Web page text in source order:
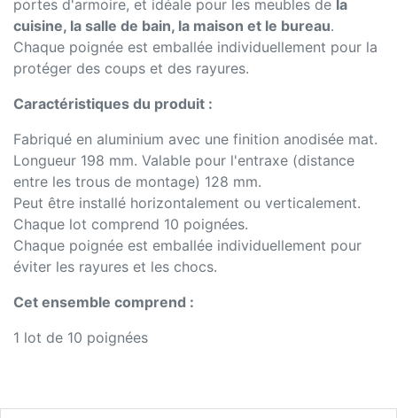
portes d'armoire, et idéale pour les meubles de la
cuisine, la salle de bain, la maison et le bureau.
Chaque poignée est emballée individuellement pour la
protéger des coups et des rayures.
Caractéristiques du produit :
Fabriqué en aluminium avec une finition anodisée mat.
Longueur 198 mm. Valable pour l'entraxe (distance
entre les trous de montage) 128 mm.
Peut être installé horizontalement ou verticalement.
Chaque lot comprend 10 poignées.
Chaque poignée est emballée individuellement pour
éviter les rayures et les chocs.
Cet ensemble comprend :
1 lot de 10 poignées